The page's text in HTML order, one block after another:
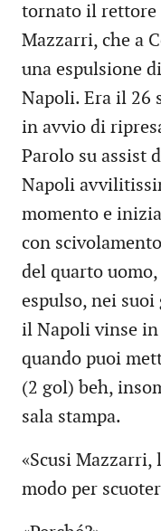
tornato il rettore
Mazzarri, che a
una espulsione
Napoli. Era il 26
in avvio di
Parolo su assist
Napoli
momento e
con
del quarto
espulso, nei
il Napoli vinse
quando puoi
(2 gol) beh,
sala stampa.
«Scusi Mazzarri,
modo per